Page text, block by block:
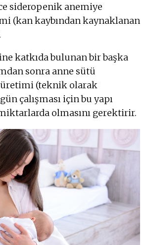
sideropenik anemiye
(kan kaybından kaynaklanan
katkıda bulunan bir başka
sonra anne sütü
(teknik olarak
çalışması için bu yapı
olmasını gerektirir.